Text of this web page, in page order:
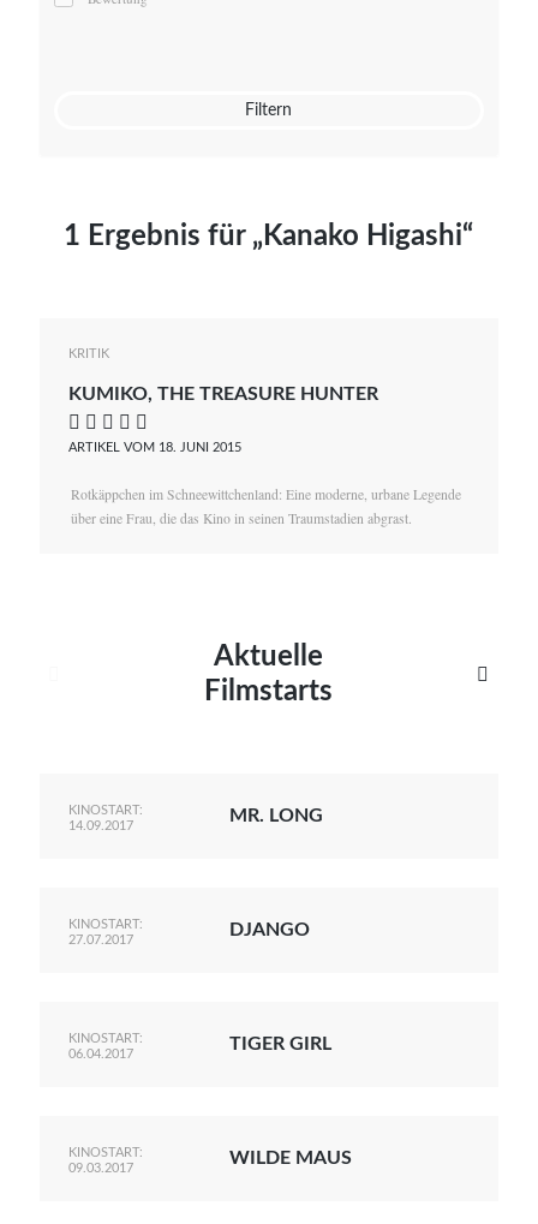
Mato von Vogelstein
Filtern
1 Ergebnis für „Kanako Higashi“
KRITIK
KUMIKO, THE TREASURE HUNTER
    
ARTIKEL VOM 18. JUNI 2015
Rotkäppchen im Schneewittchenland: Eine moderne, urbane Legende
über eine Frau, die das Kino in seinen Traumstadien abgrast.
Aktuelle
Filmstarts

KINOSTART:
14.09.2017
MR. LONG
KINOSTART:
27.07.2017
DJANGO
KINOSTART:
06.04.2017
TIGER GIRL
KINOSTART:
09.03.2017
WILDE MAUS